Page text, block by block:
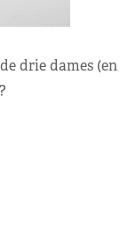
drie dames (en